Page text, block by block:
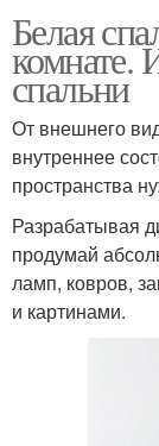
Белая
комнате.
спальни
От внешнего
внутреннее
пространства
Разрабатывая
продумай
ламп, ковров,
и картинами.